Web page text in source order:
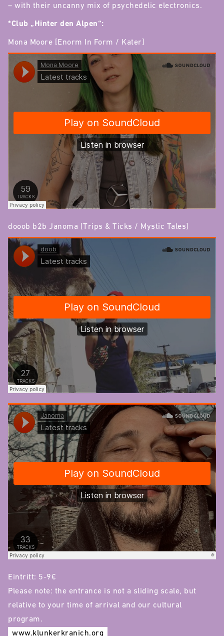
– with their uncanny mix of psychedelic electronics.
*Club „Hinter den Alpen“:
Mona Moore [Enorm In Form / Kater]
dooob b2b Janoma [Trips & Ticks / Mystic Tales]
Eintritt: 5-9€
Please note: the entrance is not a sliding scale, but
relative to your time of arrival and our cultural
program.
www.klunkerkranich.org